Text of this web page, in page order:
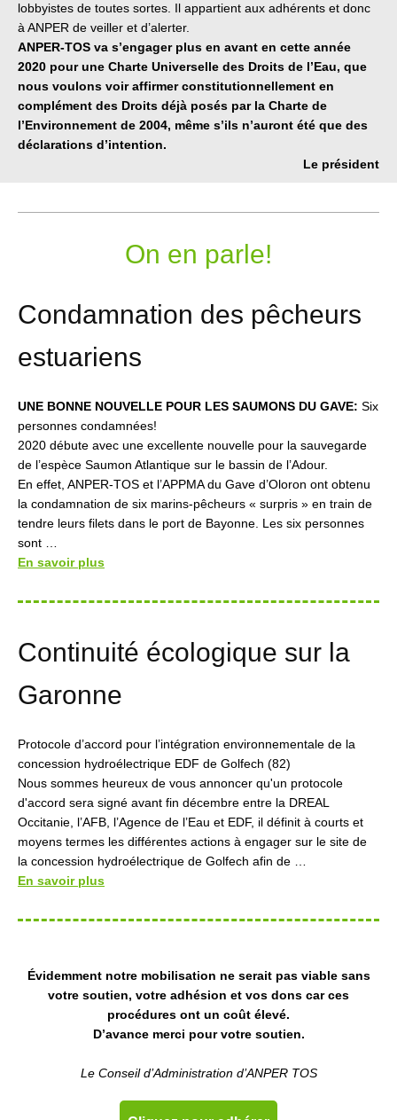
lobbyistes de toutes sortes. Il appartient aux adhérents et donc
à ANPER de veiller et d’alerter.
ANPER-TOS va s’engager plus en avant en cette année
2020 pour une Charte Universelle des Droits de l’Eau, que
nous voulons voir affirmer constitutionnellement en
complément des Droits déjà posés par la Charte de
l’Environnement de 2004, même s’ils n’auront été que des
déclarations d’intention.
Le président
On en parle!
Condamnation des pêcheurs
estuariens
UNE BONNE NOUVELLE POUR LES SAUMONS DU GAVE: Six
personnes condamnées!
2020 débute avec une excellente nouvelle pour la sauvegarde
de l’espèce Saumon Atlantique sur le bassin de l’Adour.
En effet, ANPER-TOS et l’APPMA du Gave d’Oloron ont obtenu
la condamnation de six marins-pêcheurs « surpris » en train de
tendre leurs filets dans le port de Bayonne. Les six personnes
sont …
En savoir plus
Continuité écologique sur la
Garonne
Protocole d’accord pour l’intégration environnementale de la
concession hydroélectrique EDF de Golfech (82)
Nous sommes heureux de vous annoncer qu'un protocole
d'accord sera signé avant fin décembre entre la DREAL
Occitanie, l’AFB, l’Agence de l’Eau et EDF, il définit à courts et
moyens termes les différentes actions à engager sur le site de
la concession hydroélectrique de Golfech afin de …
En savoir plus
Évidemment notre mobilisation ne serait pas viable sans
votre soutien, votre adhésion et vos dons car ces
procédures ont un coût élevé.
D’avance merci pour votre soutien.
Le Conseil d’Administration d’ANPER TOS